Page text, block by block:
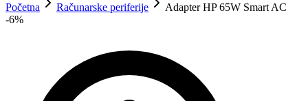
Početna
Računarske periferije
Adapter HP 65W Smart AC
-6%